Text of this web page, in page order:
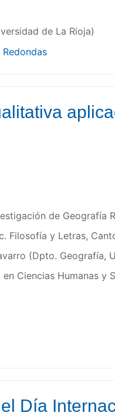
de La Rioja)
de Geografía
Filosofía y Letras,
(Dpto. Geografía,
Ciencias Humanas
Día